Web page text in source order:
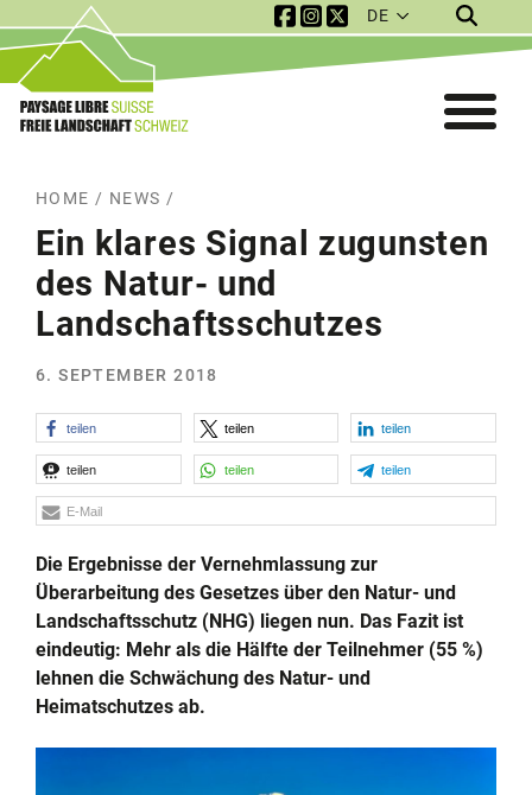
Service Navigation
DE
HOME / NEWS /
Ein klares Signal zugunsten
des Natur- und
Landschaftsschutzes
6. SEPTEMBER 2018
teilen teilen teilen
teilen teilen teilen
E-Mail
Die Ergebnisse der Vernehmlassung zur
Überarbeitung des Gesetzes über den Natur- und
Landschaftsschutz (NHG) liegen nun. Das Fazit ist
eindeutig: Mehr als die Hälfte der Teilnehmer (55 %)
lehnen die Schwächung des Natur- und
Heimatschutzes ab.